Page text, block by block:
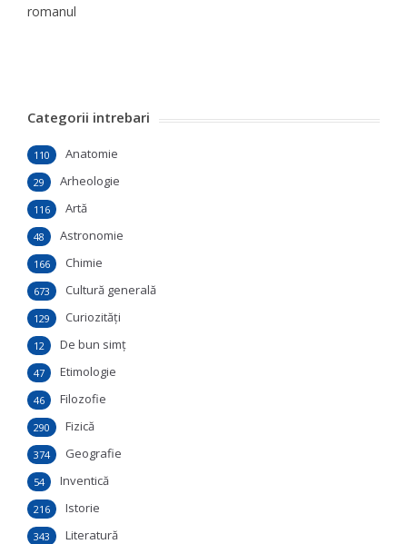
romanul
Categorii intrebari
Anatomie
110
Arheologie
29
Artă
116
Astronomie
48
Chimie
166
Cultură generală
673
Curiozităţi
129
De bun simţ
12
Etimologie
47
Filozofie
46
Fizică
290
Geografie
374
Inventică
54
Istorie
216
Literatură
343